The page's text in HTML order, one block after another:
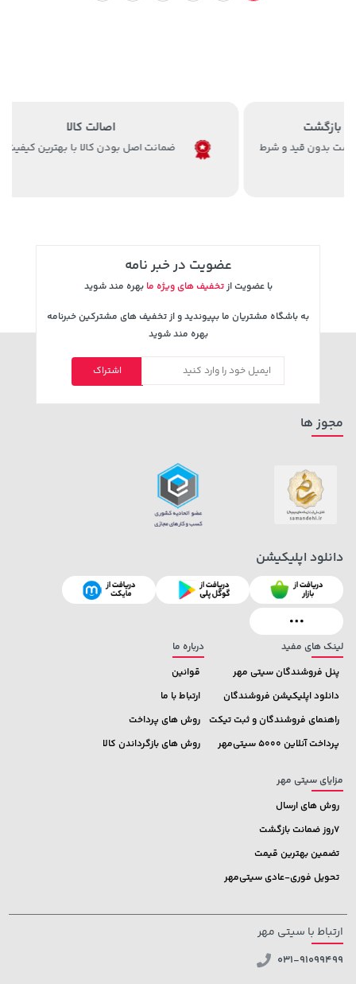
ضمانت اصل بودن کالا با بهترین کیفیت
عضویت در خبر نامه
با عضویت ازتخفیف های ویژه ما بهره مند شوید
به باشگاه مشتریان ما بپیوندید و از تخفیف های مشترکین خبرنامه
بهره مند شوید
اشتراک
لینک های مفید
پنل فروشندگان سیتی مهر
دانلود اپلیکیشن فروشندگان
راهنمای فروشندگان و ثبت تیکت
پرداخت آنلاین 5000 سیتی‌مهر
درباره ما
قوانین
ارتباط با ما
روش های پرداخت
روش های بازگرداندن کالا
مزایای سیتی مهر
روش های ارسال
7روز ضمانت بازگشت
تضمین بهترین قیمت
تحویل فوری-عادی سیتی‌مهر
مجوز ها
دانلود اپلیکیشن
ارتباط با سیتی مهر
031-91099499